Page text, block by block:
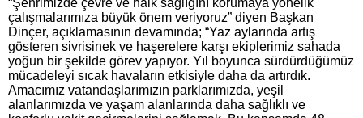
çalışmalarımıza büyük önem veriyoruz” diyen Başkan
Dinçer, açıklamasının devamında; “Yaz aylarında artış
gösteren sivrisinek ve haşerelere karşı ekiplerimiz sahada
yoğun bir şekilde görev yapıyor. Yıl boyunca sürdürdüğümüz
mücadeleyi sıcak havaların etkisiyle daha da artırdık.
Amacımız vatandaşlarımızın parklarımızda, yeşil
alanlarımızda ve yaşam alanlarında daha sağlıklı ve